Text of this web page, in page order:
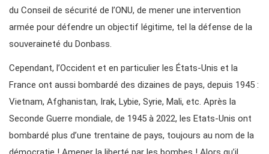
du Conseil de sécurité de l’ONU, de mener une intervention
armée pour défendre un objectif légitime, tel la défense de la
souveraineté du Donbass.
Cependant, l’Occident et en particulier les États-Unis et la
France ont aussi bombardé des dizaines de pays, depuis 1945 :
Vietnam, Afghanistan, Irak, Lybie, Syrie, Mali, etc. Après la
Seconde Guerre mondiale, de 1945 à 2022, les Etats-Unis ont
bombardé plus d’une trentaine de pays, toujours au nom de la